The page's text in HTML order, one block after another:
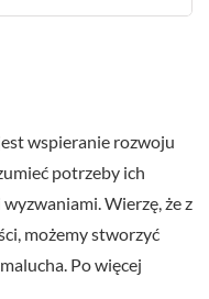
wspieranie rozwoju
potrzeby ich
Wierzę, że z
możemy stworzyć
Po więcej